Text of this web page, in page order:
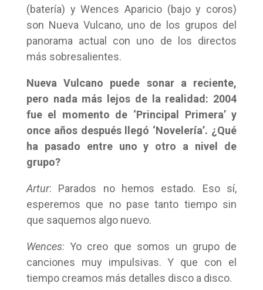
(batería) y Wences Aparicio (bajo y coros)
son Nueva Vulcano, uno de los grupos del
panorama actual con uno de los directos
más sobresalientes.
Nueva Vulcano puede sonar a reciente,
pero nada más lejos de la realidad: 2004
fue el momento de ‘Principal Primera’ y
once años después llegó ‘Novelería’. ¿Qué
ha pasado entre uno y otro a nivel de
grupo?
Artur: Parados no hemos estado. Eso sí,
esperemos que no pase tanto tiempo sin
que saquemos algo nuevo.
Wences: Yo creo que somos un grupo de
canciones muy impulsivas. Y que con el
tiempo creamos más detalles disco a disco.